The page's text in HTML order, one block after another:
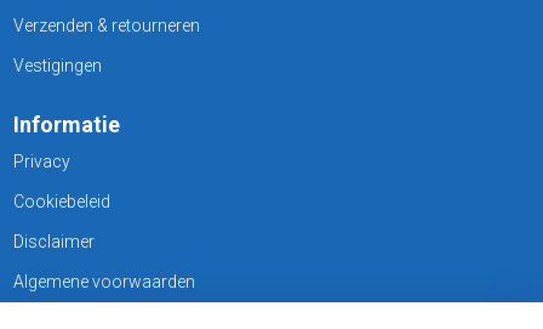
Verzenden & retourneren
Vestigingen
Informatie
Privacy
Cookiebeleid
Disclaimer
Algemene voorwaarden